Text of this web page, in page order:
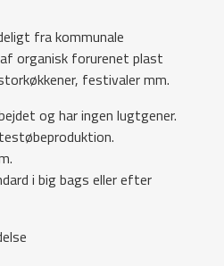
fra kommunale
organisk forurenet plast
festivaler mm.
og har ingen lugtgener.
i big bags eller efter